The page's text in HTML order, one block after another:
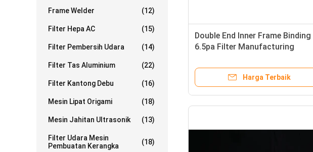
Frame Welder (12)
Filter Hepa AC (15)
Filter Pembersih Udara (14)
Filter Tas Aluminium (22)
Filter Kantong Debu (16)
Mesin Lipat Origami (18)
Mesin Jahitan Ultrasonik (13)
Filter Udara Mesin
Pembuatan Kerangka
(18)
Double End Inner Frame Binding
6.5pa Filter Manufacturing
Harga Terbaik